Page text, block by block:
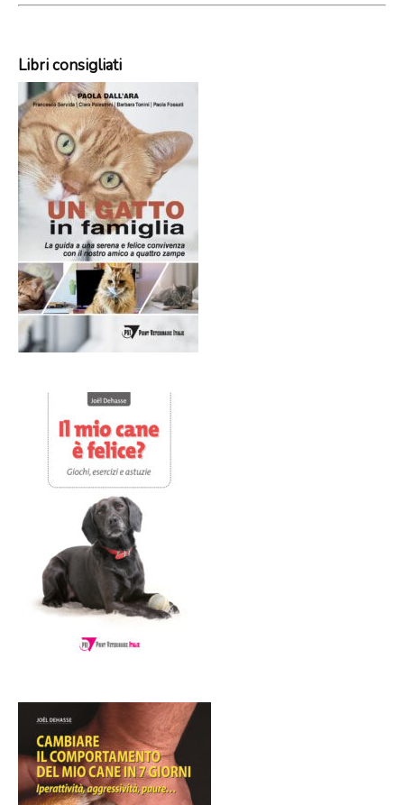
Libri consigliati